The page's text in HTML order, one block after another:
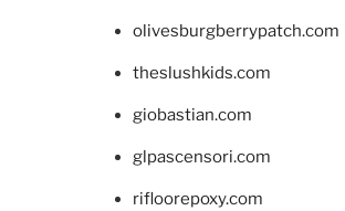
olivesburgberrypatch.com
theslushkids.com
giobastian.com
glpascensori.com
rifloorepoxy.com